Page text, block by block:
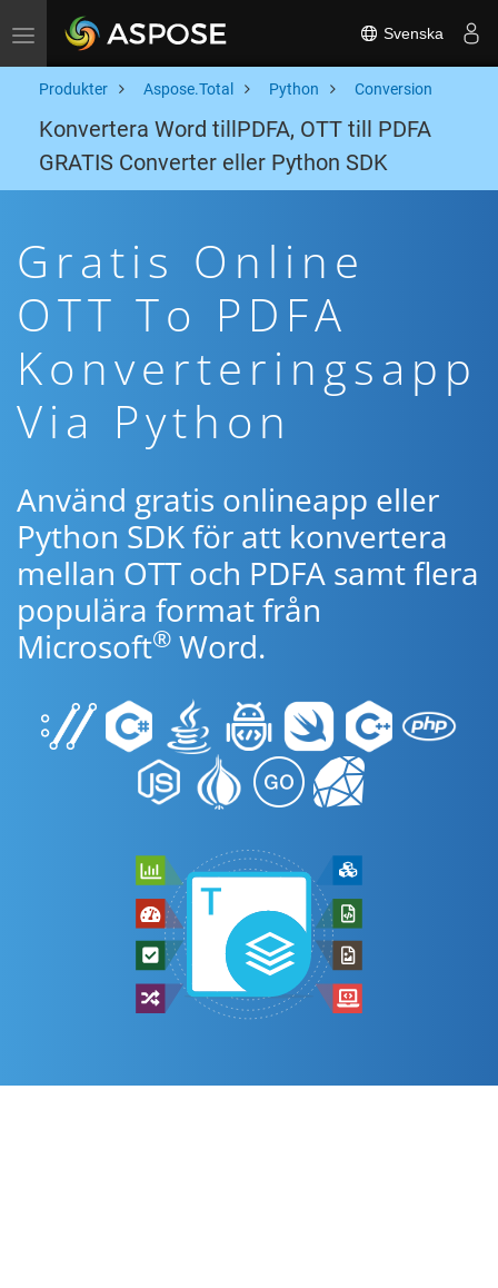
Toggle navigation Svenska
Produkter Aspose.Total Python Conversion
Konvertera Word tillPDFA, OTT till PDFA
GRATIS Converter eller Python SDK
Gratis Online
OTT To PDFA
Konverteringsapp
Via Python
Använd gratis onlineapp eller
Python SDK för att konvertera
mellan OTT och PDFA samt flera
populära format från
Microsoft® Word.